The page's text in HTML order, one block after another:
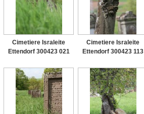
Cimetiere Israleite
Ettendorf 300423 021
Cimetiere Israleite
Ettendorf 300423 113